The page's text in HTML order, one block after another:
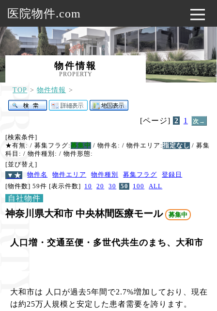
医院物件.com
物件情報
PROPERTY
TOP 物件情報
[ページ] 2 1 次→
[検索条件]
★有無: / 募集フラグ:募集中 / 物件名: / 物件エリア:指定なし / 募集
科目: / 物件種別: / 物件形態:
[並び替え]
▼★ 物件名 物件エリア 物件種別 募集フラグ
登録日
[物件数] 59件 [表示件数] 10 20 30 50 100 ALL
自社物件
神奈川県大和市 中央林間医療モール 募集中
人口増・交通至便・多世代共生のまち、大和市
大和市は 人口が過去5年間で2.7%増加しており、現在
は約25万人規模と安定した患者需要を誇ります。